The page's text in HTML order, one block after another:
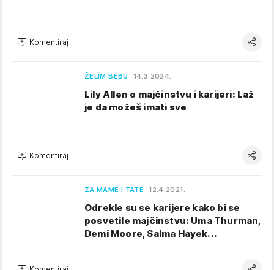
Komentiraj
ŽELIM BEBU 14.3.2024.
Lily Allen o majčinstvu i karijeri: Laž
je da možeš imati sve
Komentiraj
ZA MAME I TATE 12.4.2021.
Odrekle su se karijere kako bi se
posvetile majčinstvu: Uma Thurman,
Demi Moore, Salma Hayek...